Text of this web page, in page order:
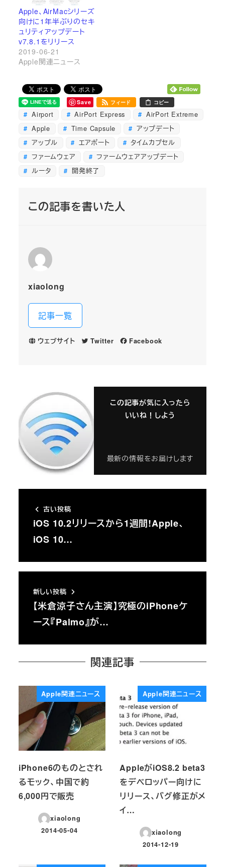
Apple、AirMacシリーズ
向けに1年半ぶりのセキ
ュリティアップデート
v7.8.1をリリース
2019-06-21
Apple関連ニュース
Save フィード コピー
Airport AirPort Express
AirPort Extreme
Apple
Time Capsule
アップデート
アップル
エアポート
タイムカプセル
ファームウェア
ファームウェアアップデート
ルータ
開発終了
この記事を書いた人
xiaolong
記事一覧
ウェブサイト Twitter Facebook
この記事が気に入ったら
いいね！しよう
最新の情報をお届けします
古い投稿
iOS 10.2リリースから1週間!Apple、
iOS 10…
新しい投稿
【米倉涼子さん主演】究極のiPhoneケ
ース『Palmo』が…
関連記事
Apple関連ニュース
iPhone6のものとされ
るモック、中国で約
6,000円で販売
xiaolong
投稿日
2014-05-04
Apple関連ニュース
AppleがiOS8.2 beta3
をデベロッパー向けに
リリース、バグ修正がメ
イ…
xiaolong
投稿日
2014-12-19